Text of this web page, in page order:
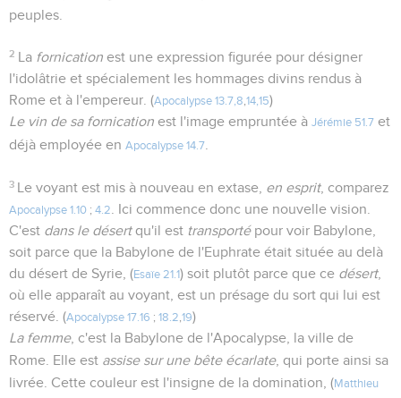
peuples.
2 La fornication est une expression figurée pour désigner
l'idolâtrie et spécialement les hommages divins rendus à
Rome et à l'empereur. (Apocalypse 13.7,8 14,15)
Le vin de sa fornication est l'image empruntée à Jérémie 51.7 et
déjà employée en Apocalypse 14.7
3 Le voyant est mis à nouveau en extase, en esprit, comparez
Apocalypse 1.10 ; 4.2
. Ici commence donc une nouvelle vision.
C'est dans le désertqu'il est transportépour voir Babylone,
soit parce que la Babylone de l'Euphrate était située au delà
du désert de Syrie, (Esaïe 21.1) soit plutôt parce que ce désert,
où elle apparaît au voyant, est un présage du sort qui lui est
réservé. (Apocalypse 17.16 ; 18.2 19)
La femme, c'est la Babylone de l'Apocalypse, la ville de
Rome. Elle est assise sur une bête écarlate, qui porte ainsi sa
livrée. Cette couleur est l'insigne de la domination, (Matthieu